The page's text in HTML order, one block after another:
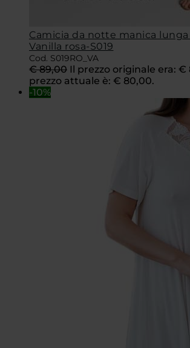
Camicia da notte manica
Vanilla rosa-S019
Cod. S019RO_VA
€89,00 Il prezzo originale era: €
prezzo attuale è: € 80,00.
-10%